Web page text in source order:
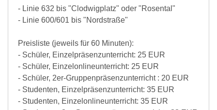
- Linie 632 bis "Clodwigplatz" oder "Rosental"
- Linie 600/601 bis "Nordstraße"
Preisliste (jeweils für 60 Minuten):
- Schüler, Einzelpräsenzunterricht: 25 EUR
- Schüler, Einzelonlineunterricht: 25 EUR
- Schüler, 2er-Gruppenpräsenzunterricht : 20 EUR
- Studenten, Einzelpräsenzunterricht: 35 EUR
- Studenten, Einzelonlineunterricht: 35 EUR